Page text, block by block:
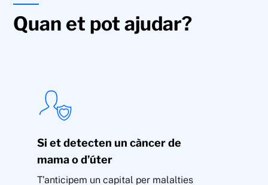
Quan et pot ajudar?
Si et detecten un càncer de
mama o d’úter
T’anticipem un capital per malalties